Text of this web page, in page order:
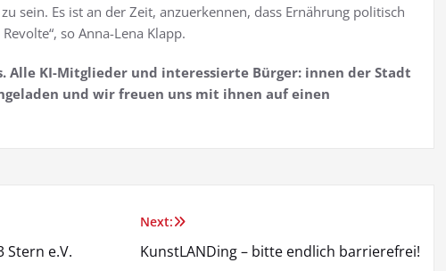
sein. Es ist an der Zeit, anzuerkennen, dass Ernährung politisch
so Anna-Lena Klapp.
Alle KI-Mitglieder und interessierte Bürger: innen der Stadt
und wir freuen uns mit ihnen auf einen
Stern e.V.
Next:
KunstLANDing – bitte endlich barrierefrei!